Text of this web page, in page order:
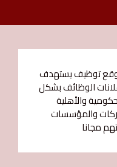
توظيف يستهدف
الوظائف بشكل
والأهلية
والمؤسسات
مجانا